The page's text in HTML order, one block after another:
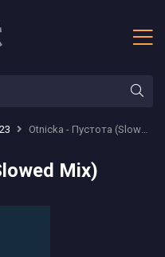
Otnicka - Пустота (Slowed Mix)
Mix)